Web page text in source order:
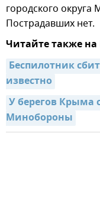
городского округа
Пострадавших нет.
Читайте также
Беспилотник
известно
У берегов Крыма
Минобороны